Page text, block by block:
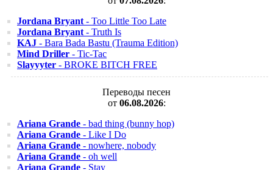
Jordana Bryant - Too Little Too Late
Jordana Bryant - Truth Is
KAJ - Bara Bada Bastu (Trauma Edition)
Mind Driller - Tic-Tac
Slayyyter - BROKE BITCH FREE
Переводы песен
от 06.08.2026:
Ariana Grande - bad thing (bunny hop)
Ariana Grande - Like I Do
Ariana Grande - nowhere, nobody
Ariana Grande - oh well
Ariana Grande - Stay